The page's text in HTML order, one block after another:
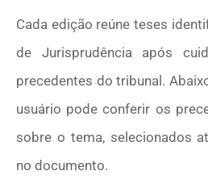
Cada edição reúne teses
de Jurisprudência após
precedentes do tribunal.
usuário pode conferir os
sobre o tema, selecionados
no documento.